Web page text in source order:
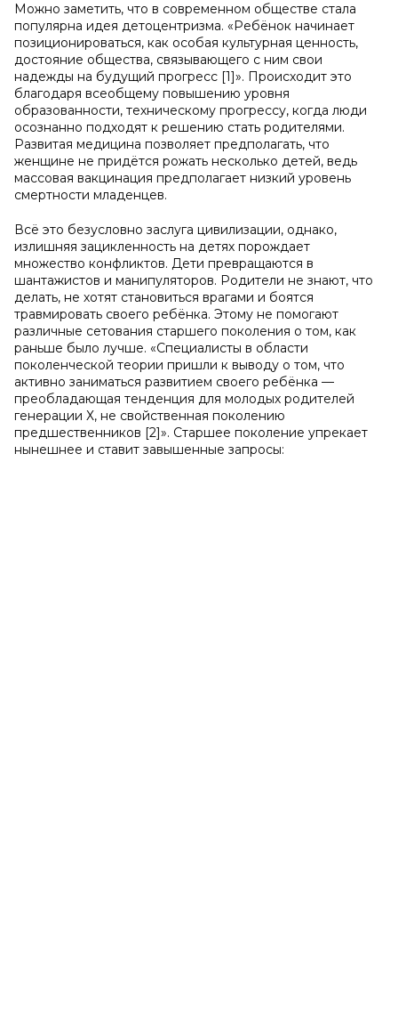
Можно заметить, что в современном обществе стала
популярна идея детоцентризма. «Ребёнок начинает
позиционироваться, как особая культурная ценность,
достояние общества, связывающего с ним свои
надежды на будущий прогресс [1]». Происходит это
благодаря всеобщему повышению уровня
образованности, техническому прогрессу, когда люди
осознанно подходят к решению стать родителями.
Развитая медицина позволяет предполагать, что
женщине не придётся рожать несколько детей, ведь
массовая вакцинация предполагает низкий уровень
смертности младенцев.
Всё это безусловно заслуга цивилизации, однако,
излишняя зацикленность на детях порождает
множество конфликтов. Дети превращаются в
шантажистов и манипуляторов. Родители не знают, что
делать, не хотят становиться врагами и боятся
травмировать своего ребёнка. Этому не помогают
различные сетования старшего поколения о том, как
раньше было лучше. «Специалисты в области
поколенческой теории пришли к выводу о том, что
активно заниматься развитием своего ребёнка —
преобладающая тенденция для молодых родителей
генерации Х, не свойственная поколению
предшественников [2]». Старшее поколение упрекает
нынешнее и ставит завышенные запросы: